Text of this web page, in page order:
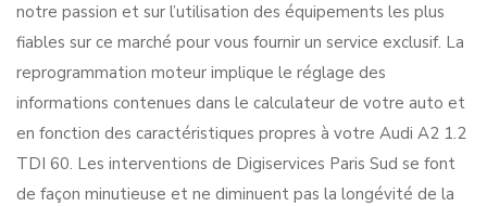
notre passion et sur l’utilisation des équipements les plus
fiables sur ce marché pour vous fournir un service exclusif. La
reprogrammation moteur implique le réglage des
informations contenues dans le calculateur de votre auto et
en fonction des caractéristiques propres à votre Audi A2 1.2
TDI 60. Les interventions de Digiservices Paris Sud se font
de façon minutieuse et ne diminuent pas la longévité de la